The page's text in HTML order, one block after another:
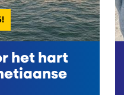
het hart